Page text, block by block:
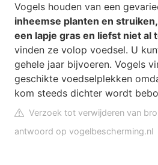
Vogels houden van een
inheemse planten en
een lapje gras en liefst niet al
vinden ze volop voedsel. U
gehele jaar bijvoeren. Vogels
geschikte voedselplekken
kom steeds dichter wordt
Verzoek tot verwijderen van
antwoord op vogelbescherming.nl